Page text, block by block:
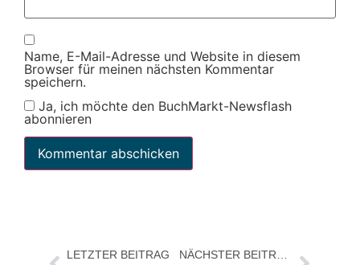
Name, E-Mail-Adresse und Website in diesem
Browser für meinen nächsten Kommentar
speichern.
Ja, ich möchte den BuchMarkt-Newsflash
abonnieren
LETZTER BEITRAG